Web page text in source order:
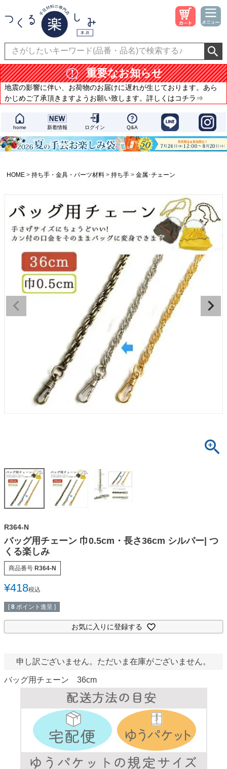
重要なお知らせ
地震の影響に伴い、お荷物のお届けに遅れが生じております。あら
かじめご了承頂きますようお願い致します。詳しくはコチラ⇒
home 新着情報 ログイン Q&A
HOME 持ち手・金具・パーツ材料 持ち手 金属･チェーン
R364-N
バッグ用チェーン 巾0.5cm・長さ36cm シルバー| つ
くる楽しみ
商品番号 R364-N
¥418税込
[ 8 ポイント進呈 ]
お気に入りに登録する
申し訳ございません。ただいま在庫がございません。
バッグ用チェーン 36cm